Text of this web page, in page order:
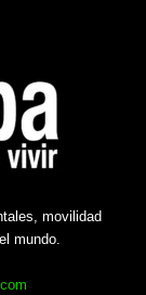
movilidad
mundo.